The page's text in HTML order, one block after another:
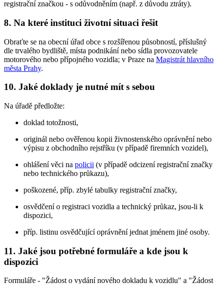
registrační značkou - s odůvodněním (např. z důvodu ztráty).
8. Na které instituci životní situaci řešit
Obraťte se na obecní úřad obce s rozšířenou působností, příslušný
dle trvalého bydliště, místa podnikání nebo sídla provozovatele
motorového nebo přípojného vozidla; v Praze na Magistrát hlavního
města Prahy.
10. Jaké doklady je nutné mít s sebou
Na úřadě předložte:
doklad totožnosti,
originál nebo ověřenou kopii živnostenského oprávnění nebo
výpisu z obchodního rejstříku (v případě firemních vozidel),
ohlášení věci na policii (v případě odcizení registrační značky
nebo technického průkazu),
poškozené, příp. zbylé tabulky registrační značky,
osvědčení o registraci vozidla a technický průkaz, jsou-li k
dispozici,
příp. listinu osvědčující oprávnění jednat jménem jiné osoby.
11. Jaké jsou potřebné formuláře a kde jsou k
dispozici
Formuláře - "Žádost o vydání nového dokladu k vozidlu" a "Žádost